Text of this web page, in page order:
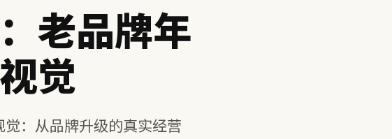
老品牌年
觉
：从品牌升级的真实经营